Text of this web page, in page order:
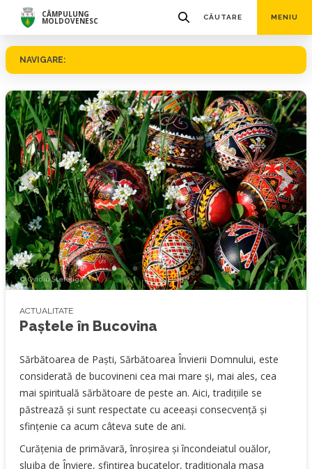
CÂMPULUNG
MOLDOVENESC CĂUTARE MENIU
NAVIGARE:
© Ovidiu Ștefeligă
ACTUALITATE
Paștele în Bucovina
Sărbătoarea de Paști, Sărbătoarea Învierii Domnului, este
considerată de bucovineni cea mai mare și, mai ales, cea
mai spirituală sărbătoare de peste an. Aici, tradițiile se
păstrează și sunt respectate cu aceeași consecvență și
sfințenie ca acum câteva sute de ani.
Curățenia de primăvară, înroșirea și încondeiatul ouălor,
slujba de Înviere, sfințirea bucatelor, tradiționala masa